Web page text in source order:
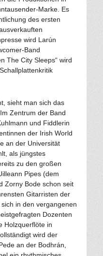
Marke. Es
des ersten
wird Larún
Band
The City Sleeps“ wird
sieht man sich das
Zentrum der Band
und Fiddlerin
der Irish World
an der Universität
als jüngstes
zu den großen
Pipes (dem
Zorny Bode schon seit
Gitarristen der
in den vergangenen
Dozenten
Holzquerflöte in
wird der
an der Bodhrán,